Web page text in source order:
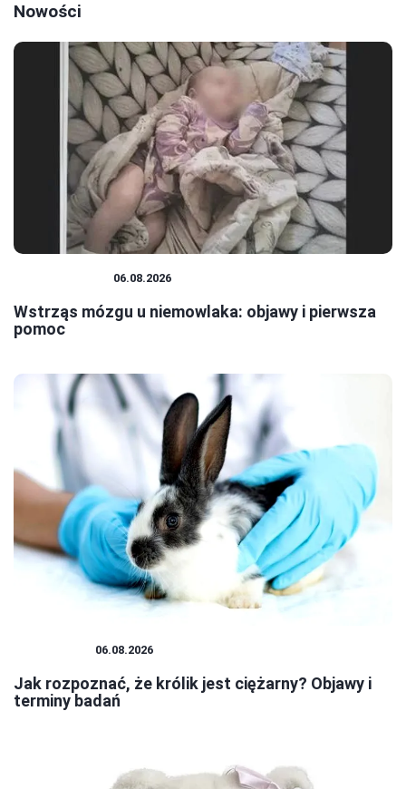
Nowości
06.08.2026
Wstrząs mózgu u niemowlaka: objawy i pierwsza
pomoc
06.08.2026
Jak rozpoznać, że królik jest ciężarny? Objawy i
terminy badań